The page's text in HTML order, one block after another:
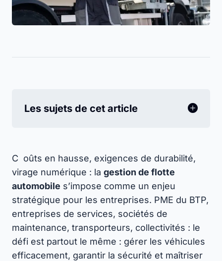
Les sujets de cet article
C oûts en hausse, exigences de durabilité,
virage numérique : la gestion de flotte
automobile s’impose comme un enjeu
stratégique pour les entreprises. PME du BTP,
entreprises de services, sociétés de
maintenance, transporteurs, collectivités : le
défi est partout le même : gérer les véhicules
efficacement, garantir la sécurité et maîtriser